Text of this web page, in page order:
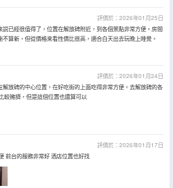
評價於：2026年01月25日
説已經很值得了，位置在解放碑附近，到各個景點非常方便。房間
不算新，但從價格來看性價比很高，適合白天出去玩晚上睡覺。
評價於：2026年01月24日
解放碑的中心位置，在好吃街的上面吃得非常方便。去解放碑的各
較擁擠，但是這個位置也還算可以
評價於：2026年01月17日
前台的服務非常好 酒店位置也好找